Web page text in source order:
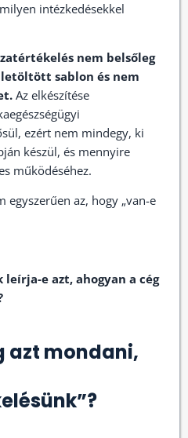
intézkedésekkel
nem belsőleg
sablon és nem
Az elkészítése
ezért nem mindegy, ki
készül, és mennyire
működéséhez.
egyszerűen az, hogy „van-e
e azt, ahogyan a cég
azt mondani,